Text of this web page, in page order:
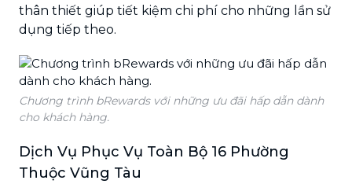
thân thiết giúp tiết kiệm chi phí cho những lần sử
dụng tiếp theo.
Chương trình bRewards với những ưu đãi hấp dẫn dành
cho khách hàng.
Dịch Vụ Phục Vụ Toàn Bộ 16 Phường
Thuộc Vũng Tàu